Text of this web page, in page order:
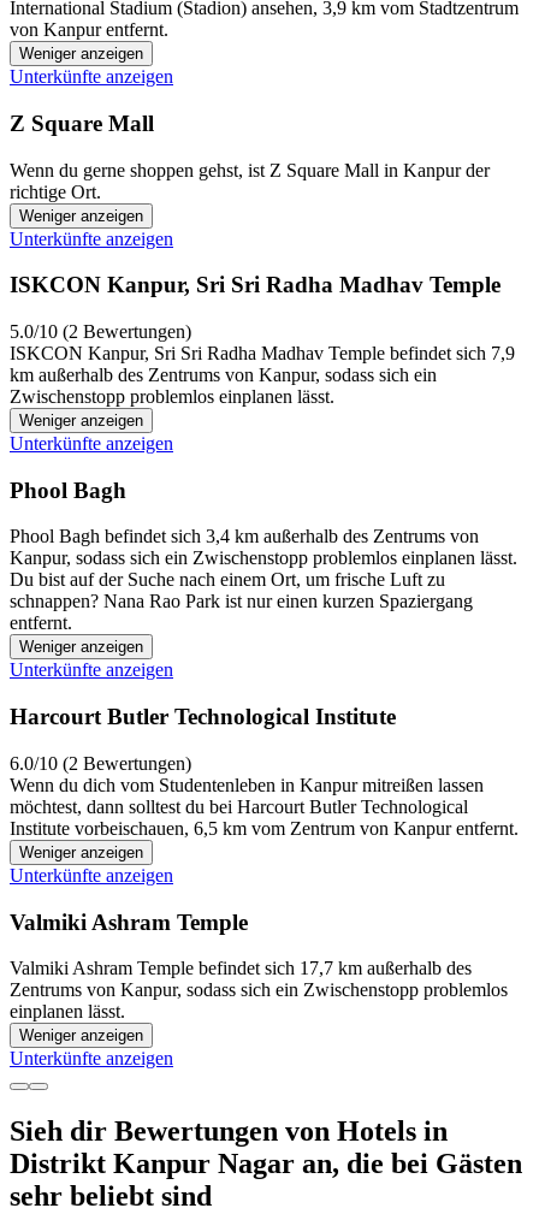
International Stadium (Stadion) ansehen, 3,9 km vom Stadtzentrum
von Kanpur entfernt.
Weniger anzeigen
Unterkünfte anzeigen
Z Square Mall
Wenn du gerne shoppen gehst, ist Z Square Mall in Kanpur der
richtige Ort.
Weniger anzeigen
Unterkünfte anzeigen
ISKCON Kanpur, Sri Sri Radha Madhav Temple
5.0/10 (2 Bewertungen)
ISKCON Kanpur, Sri Sri Radha Madhav Temple befindet sich 7,9
km außerhalb des Zentrums von Kanpur, sodass sich ein
Zwischenstopp problemlos einplanen lässt.
Weniger anzeigen
Unterkünfte anzeigen
Phool Bagh
Phool Bagh befindet sich 3,4 km außerhalb des Zentrums von
Kanpur, sodass sich ein Zwischenstopp problemlos einplanen lässt.
Du bist auf der Suche nach einem Ort, um frische Luft zu
schnappen? Nana Rao Park ist nur einen kurzen Spaziergang
entfernt.
Weniger anzeigen
Unterkünfte anzeigen
Harcourt Butler Technological Institute
6.0/10 (2 Bewertungen)
Wenn du dich vom Studentenleben in Kanpur mitreißen lassen
möchtest, dann solltest du bei Harcourt Butler Technological
Institute vorbeischauen, 6,5 km vom Zentrum von Kanpur entfernt.
Weniger anzeigen
Unterkünfte anzeigen
Valmiki Ashram Temple
Valmiki Ashram Temple befindet sich 17,7 km außerhalb des
Zentrums von Kanpur, sodass sich ein Zwischenstopp problemlos
einplanen lässt.
Weniger anzeigen
Unterkünfte anzeigen
Sieh dir Bewertungen von Hotels in
Distrikt Kanpur Nagar an, die bei Gästen
sehr beliebt sind